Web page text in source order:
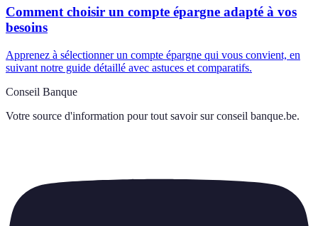
Comment choisir un compte épargne adapté à vos
besoins
Apprenez à sélectionner un compte épargne qui vous convient, en
suivant notre guide détaillé avec astuces et comparatifs.
Conseil Banque
Votre source d'information pour tout savoir sur conseil banque.be.